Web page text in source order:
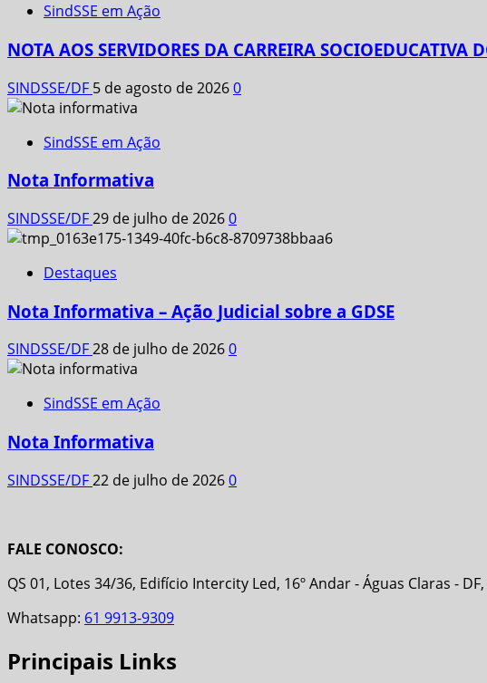
SindSSE em Ação
NOTA AOS SERVIDORES DA CARREIRA SOCIOEDUCATIVA
SINDSSE/DF 5 de agosto de 20260
SindSSE em Ação
Nota Informativa
SINDSSE/DF29 de julho de 20260
Destaques
Nota Informativa – Ação Judicial sobre a GDSE
SINDSSE/DF28 de julho de 20260
SindSSE em Ação
Nota Informativa
SINDSSE/DF22 de julho de 20260
FALE CONOSCO:
QS 01, Lotes 34/36, Edifício Intercity Led, 16º Andar - Águas Claras -
Whatsapp: 61 9913-9309
Principais Links